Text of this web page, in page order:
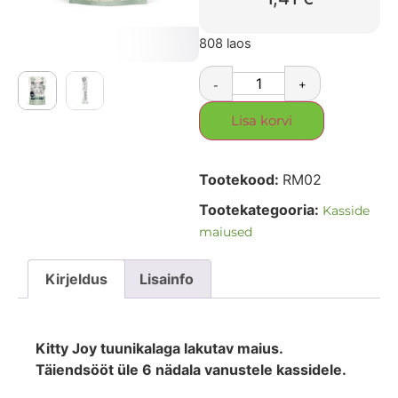
808 laos
- +
Lisa korvi
Tootekood: RM02
Tootekategooria: Kasside
maiused
Kirjeldus Lisainfo
Kitty Joy tuunikalaga lakutav maius.
Täiendsööt üle 6 nädala vanustele kassidele.